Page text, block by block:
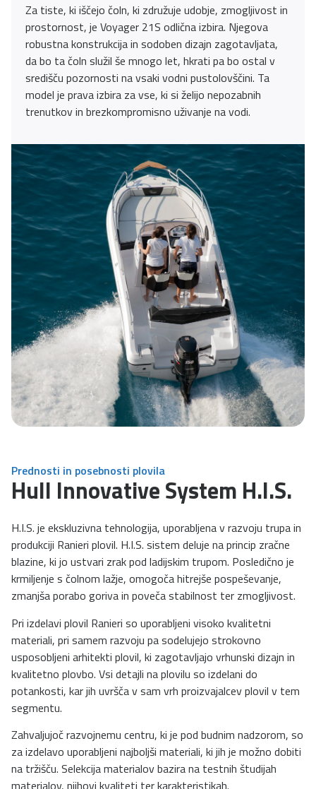
Za tiste, ki iščejo čoln, ki združuje udobje, zmogljivost in
prostornost, je Voyager 21S odlična izbira. Njegova
robustna konstrukcija in sodoben dizajn zagotavljata,
da bo ta čoln služil še mnogo let, hkrati pa bo ostal v
središču pozornosti na vsaki vodni pustolovščini. Ta
model je prava izbira za vse, ki si želijo nepozabnih
trenutkov in brezkompromisno uživanje na vodi.
Prednosti in posebnosti plovila
Hull Innovative System H.I.S.
H.I.S. je ekskluzivna tehnologija, uporabljena v razvoju trupa in
produkciji Ranieri plovil. H.I.S. sistem deluje na princip zračne
blazine, ki jo ustvari zrak pod ladijskim trupom. Posledično je
krmiljenje s čolnom lažje, omogoča hitrejše pospeševanje,
zmanjša porabo goriva in poveča stabilnost ter zmogljivost.
Pri izdelavi plovil Ranieri so uporabljeni visoko kvalitetni
materiali, pri samem razvoju pa sodelujejo strokovno
usposobljeni arhitekti plovil, ki zagotavljajo vrhunski dizajn in
kvalitetno plovbo. Vsi detajli na plovilu so izdelani do
potankosti, kar jih uvršča v sam vrh proizvajalcev plovil v tem
segmentu.
Zahvaljujoč razvojnemu centru, ki je pod budnim nadzorom, so
za izdelavo uporabljeni najboljši materiali, ki jih je možno dobiti
na tržišču. Selekcija materialov bazira na testnih študijah
materialov, njihovi kvaliteti ter karakteristikah.